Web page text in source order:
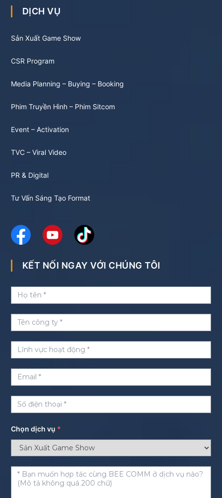
DỊCH VỤ
Sản Xuất Game Show
CSR Program
Media Planning – Buying – Booking
Phim Truyền Hình – Phim Sitcom
Event – Activation
TVC – Viral Video
PR & Digital
Tư Vấn Sáng Tạo Format
KẾT NỐI NGAY VỚI CHÚNG TÔI
Chọn dịch vụ *